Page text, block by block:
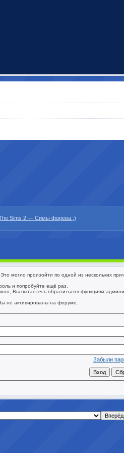
The Sims 2 — Симы форева ;)
могло произойти по одной из нескольких
и попробуйте ещё раз.
Вы пытаетесь обратиться к функциям
не активированы на форуме.
Забыли